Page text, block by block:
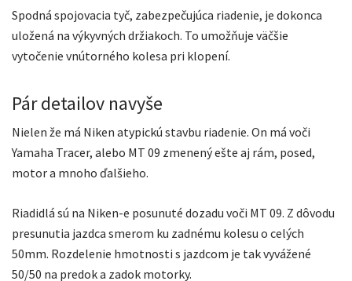
Spodná spojovacia tyč, zabezpečujúca riadenie, je dokonca
uložená na výkyvných držiakoch. To umožňuje väčšie
vytočenie vnútorného kolesa pri klopení.
Pár detailov navyše
Nielen že má Niken atypickú stavbu riadenie. On má voči
Yamaha Tracer, alebo MT 09 zmenený ešte aj rám, posed,
motor a mnoho ďalšieho.
Riadidlá sú na Niken-e posunuté dozadu voči MT 09. Z dôvodu
presunutia jazdca smerom ku zadnému kolesu o celých
50mm. Rozdelenie hmotnosti s jazdcom je tak vyvážené
50/50 na predok a zadok motorky.